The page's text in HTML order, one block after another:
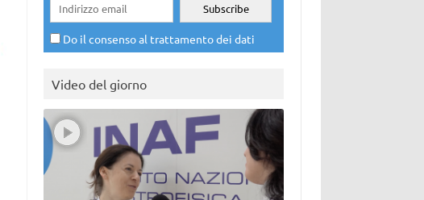
Do il consenso al trattamento dei dati
Video del giorno